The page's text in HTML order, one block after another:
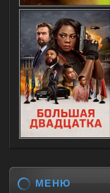
МЕНЮ